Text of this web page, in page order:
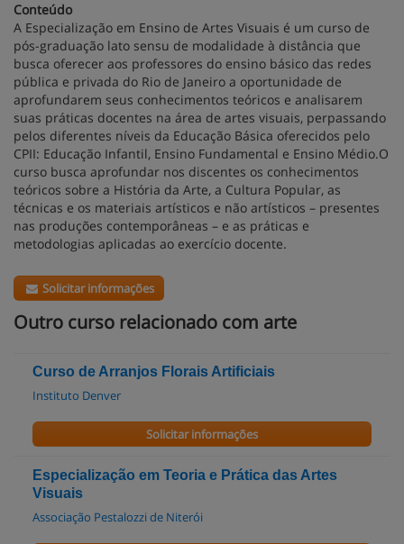
Conteúdo
A Especialização em Ensino de Artes Visuais é um curso de
pós-graduação lato sensu de modalidade à distância que
busca oferecer aos professores do ensino básico das redes
pública e privada do Rio de Janeiro a oportunidade de
aprofundarem seus conhecimentos teóricos e analisarem
suas práticas docentes na área de artes visuais, perpassando
pelos diferentes níveis da Educação Básica oferecidos pelo
CPII: Educação Infantil, Ensino Fundamental e Ensino Médio.O
curso busca aprofundar nos discentes os conhecimentos
teóricos sobre a História da Arte, a Cultura Popular, as
técnicas e os materiais artísticos e não artísticos – presentes
nas produções contemporâneas – e as práticas e
metodologias aplicadas ao exercício docente.
Solicitar informações
Outro curso relacionado com arte
Curso de Arranjos Florais Artificiais
Instituto Denver
Solicitar informações
Especialização em Teoria e Prática das Artes
Visuais
Associação Pestalozzi de Niterói